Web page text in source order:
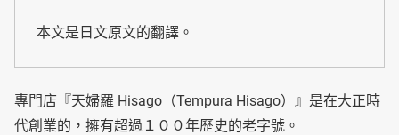
本文是日文原文的翻譯。
專門店『天婦羅 Hisago（Tempura Hisago）』是在大正時
代創業的，擁有超過１００年歷史的老字號。